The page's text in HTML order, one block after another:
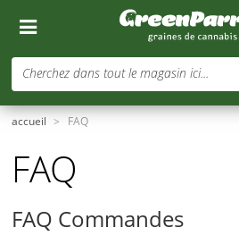
Cherchez dans tout le magasin ici...
accueil > FAQ
FAQ
FAQ Commandes